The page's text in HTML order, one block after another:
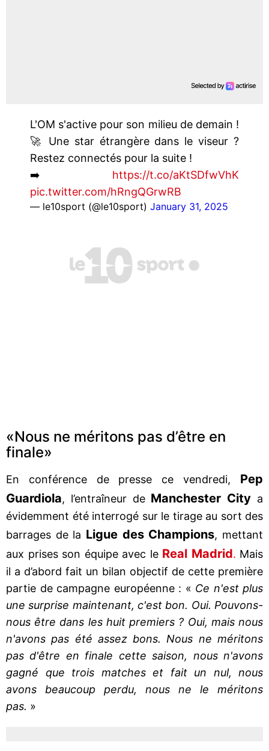
L'OM s'active pour son milieu de demain !
🚀 Une star étrangère dans le viseur ?
Restez connectés pour la suite !
➡️ https://t.co/aKtSDfwVhK
pic.twitter.com/hRngQGrwRB
— le10sport (@le10sport) January 31, 2025
«Nous ne méritons pas d’être en
finale»
En conférence de presse ce vendredi, Pep
Guardiola, l’entraîneur de Manchester City a
évidemment été interrogé sur le tirage au sort des
barrages de la Ligue des Champions, mettant
aux prises son équipe avec le Real Madrid. Mais
il a d’abord fait un bilan objectif de cette première
partie de campagne européenne : « Ce n'est plus
une surprise maintenant, c'est bon. Oui. Pouvons-
nous être dans les huit premiers ? Oui, mais nous
n'avons pas été assez bons. Nous ne méritons
pas d'être en finale cette saison, nous n'avons
gagné que trois matches et fait un nul, nous
avons beaucoup perdu, nous ne le méritons
pas. »